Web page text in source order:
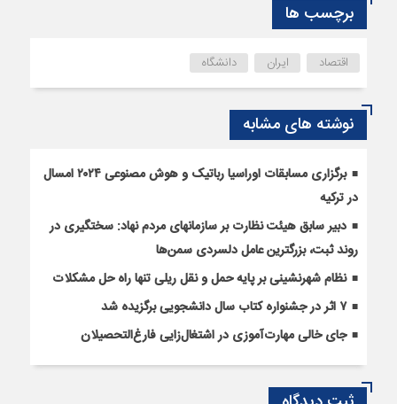
برچسب ها
اقتصاد ایران دانشگاه
نوشته های مشابه
برگزاری مسابقات اوراسیا رباتیک و هوش مصنوعی ۲۰۲۴ امسال
در ترکیه
دبیر سابق هیئت نظارت بر سازمانهای مردم نهاد: سختگیری در
روند ثبت، بزرگترین عامل دلسردی سمن‌ها
نظام شهرنشینی بر پایه حمل و نقل ریلی تنها راه‌ حل مشکلات
۷ اثر در جشنواره کتاب سال دانشجویی برگزیده شد
جای خالی مهارت‌آموزی در اشتغال‌زایی فارغ‌التحصیلان